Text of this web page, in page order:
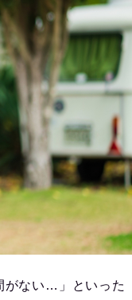
がない…」といった